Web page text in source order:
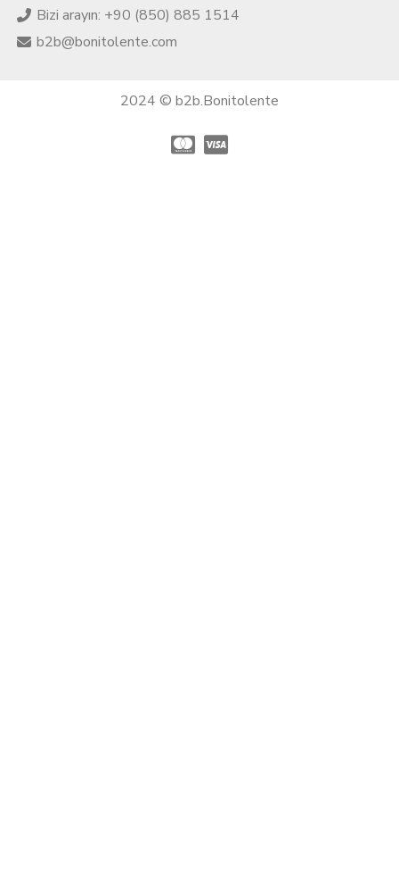
Bizi arayın: +90 (850) 885 1514
b2b@bonitolente.com
2024 © b2b.Bonitolente